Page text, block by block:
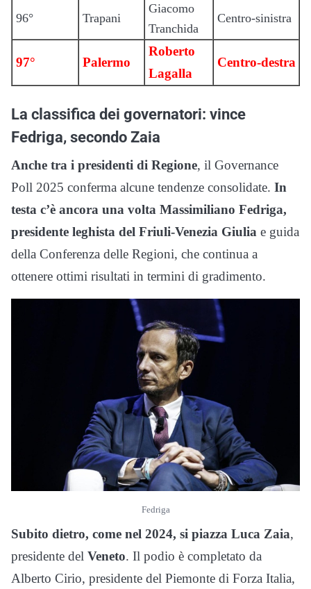
96° Trapani
Giacomo
Tranchida
Centro-sinistra
97° Palermo
Roberto
Lagalla
Centro-destra
La classifica dei governatori: vince
Fedriga, secondo Zaia
Anche tra i presidenti di Regione, il Governance
Poll 2025 conferma alcune tendenze consolidate. In
testa c’è ancora una volta Massimiliano Fedriga,
presidente leghista del Friuli-Venezia Giulia e guida
della Conferenza delle Regioni, che continua a
ottenere ottimi risultati in termini di gradimento.
Fedriga
Subito dietro, come nel 2024, si piazza Luca Zaia,
presidente del Veneto. Il podio è completato da
Alberto Cirio, presidente del Piemonte di Forza Italia,